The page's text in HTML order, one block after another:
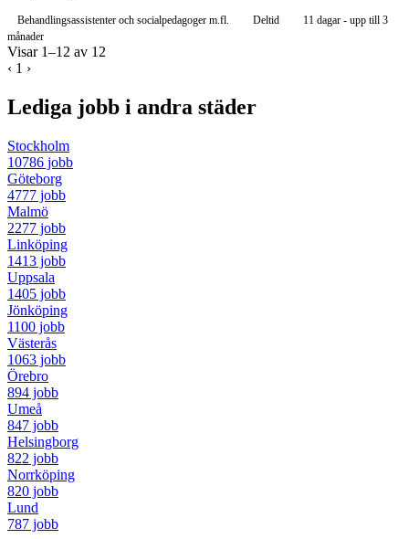
Behandlingsassistenter och socialpedagoger m.fl. Deltid
11 dagar - upp till 3
månader
Visar 1–12 av 12
‹ 1 ›
Lediga jobb i andra städer
Stockholm
10786 jobb
Göteborg
4777 jobb
Malmö
2277 jobb
Linköping
1413 jobb
Uppsala
1405 jobb
Jönköping
1100 jobb
Västerås
1063 jobb
Örebro
894 jobb
Umeå
847 jobb
Helsingborg
822 jobb
Norrköping
820 jobb
Lund
787 jobb